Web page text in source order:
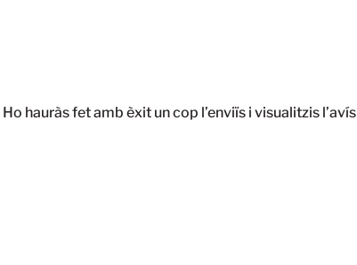
Ho hauràs fet amb èxit un cop l’enviïs i visualitzis l’avís